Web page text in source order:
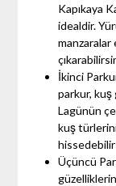
Kapıkaya
idealdir.
manzaralar
İkinci
parkur,
Lagünün
kuş
Üçüncü